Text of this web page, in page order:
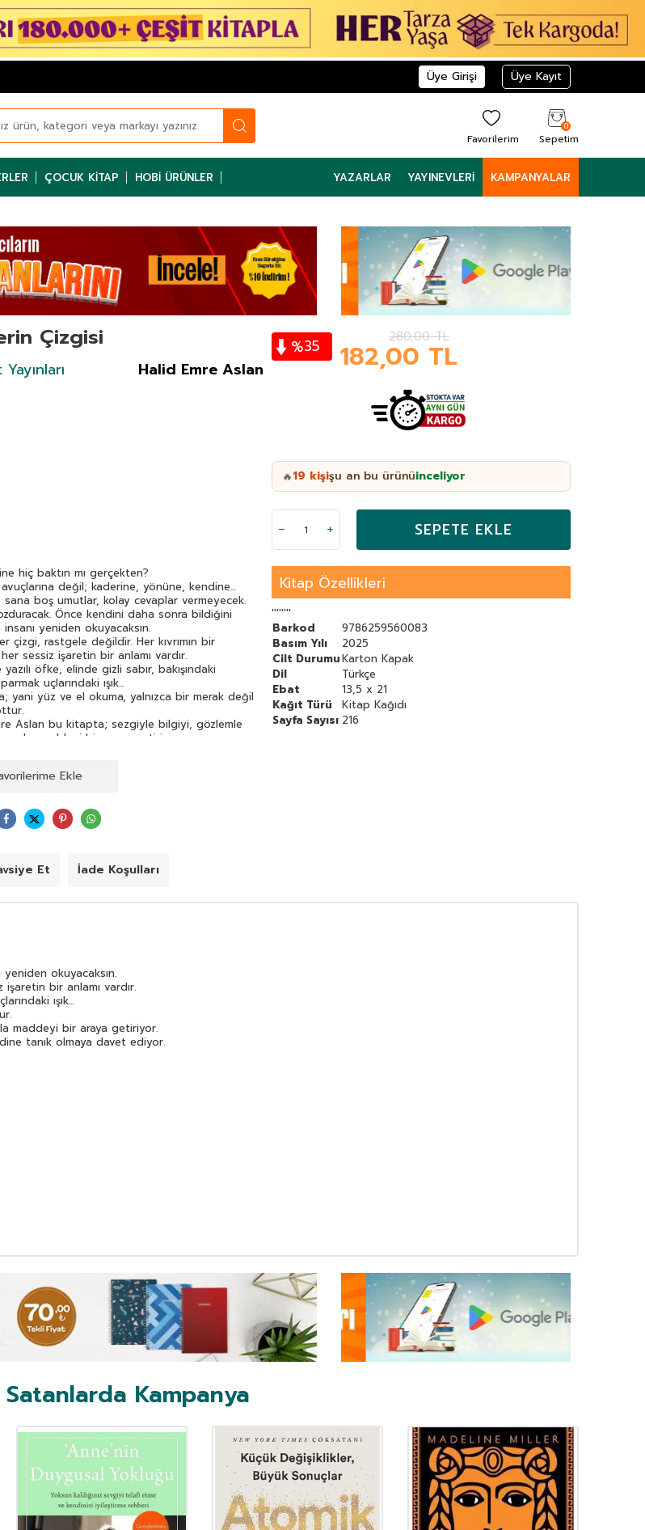
Üye Girişi Üye Kayıt
Favorilerim
0
Sepetim
ÇOCUK KITAP HOBI ÜRÜNLER YAZARLAR YAYINEVLERI KAMPANYALAR
Çizgisi
Halid Emre Aslan
%35 280,00TL
182,00 TL
🔥19 kişişu an bu ürünüinceliyor
SEPETE EKLE
hiç baktın mı gerçekten?
avuçlarına değil; kaderine, yönüne, kendine...
boş umutlar, kolay cevaplar vermeyecek.
Önce kendini daha sonra bildiğini
insanı yeniden okuyacaksın.
çizgi, rastgele değildir. Her kıvrımın bir
sessiz işaretin bir anlamı vardır.
öfke, elinde gizli sabır, bakışındaki
uçlarındaki ışık...
yani yüz ve el okuma, yalnızca bir merak değil
Aslan bu kitapta; sezgiyle bilgiyi, gözlemle
maddeyi bir araya getiriyor.
tanık olmaya davet ediyor.
bakmaya cesaretin varsa bu kitap seni
bir aynanın karşısına geçirecek.
sessizce soracak:
Kitap Özellikleri
''''''''
Barkod
9786259560083
Basım Yılı
2025
Cilt DurumuKarton Kapak
Dil
Türkçe
Ebat
13,5 x 21
Kağıt Türü
Kitap Kağıdı
Sayfa Sayısı 216
Ekle
Et İade Koşulları
okuyacaksın.
bir anlamı vardır.
ışık...
maddeyi bir araya getiriyor.
tanık olmaya davet ediyor.
Kampanya